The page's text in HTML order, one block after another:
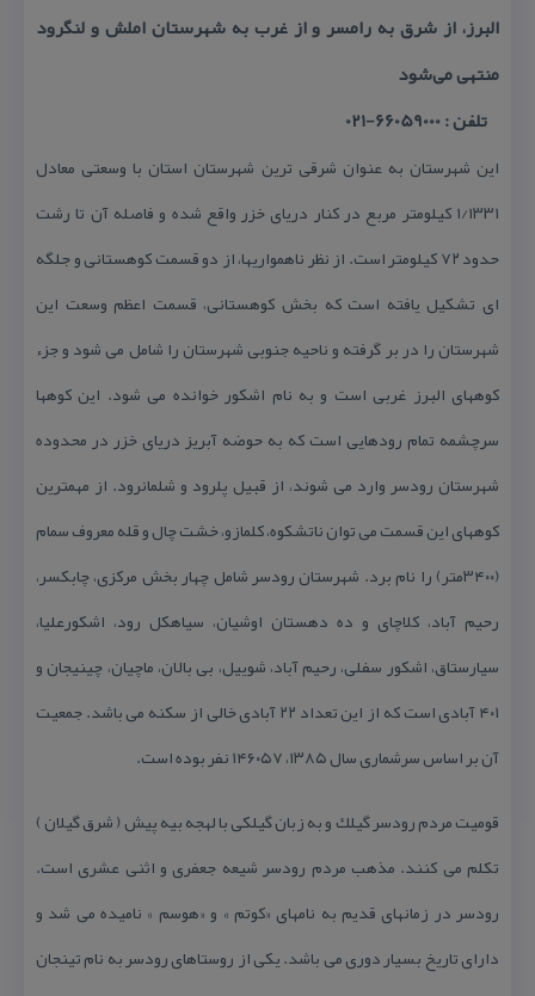
البرز، از شرق به رامسر و از غرب به شهرستان املش و لنگرود
منتهی می‌شود
تلفن : 66059000-021
این شهرستان به عنوان شرقی ترین شهرستان استان با وسعتی معادل
۱/۱۳۳۱ كیلومتر مربع در كنار دریای خزر واقع شده و فاصله آن تا رشت
حدود ۷۲ كیلومتر است. از نظر ناهمواریها، از دو قسمت كوهستانی و جلگه
ای تشكیل یافته است كه بخش كوهستانی، قسمت اعظم وسعت این
شهرستان را در بر گرفته و ناحیه جنوبی شهرستان را شامل می شود و جزء
كوههای البرز غربی است و به نام اشكور خوانده می شود. این كوهها
سرچشمه تمام رودهایی است كه به حوضه آبریز دریای خزر در محدوده
شهرستان رودسر وارد می شوند، از قبیل پلرود و شلمانرود. از مهمترین
كوههای این قسمت می توان ناتشكوه، كلمازو، خشت چال و قله معروف سمام
(۳۴۰۰متر) را نام برد. شهرستان رودسر شامل چهار بخش مركزی، چابكسر،
رحیم آباد، كلاچای و ده دهستان اوشیان، سیاهكل رود، اشكورعلیا،
سیارستاق، اشكور سفلی، رحیم آباد، شوییل، بی بالان، ماچیان، چینی‍جان و
۴۰۱ آبادی است كه از این تعداد ۲۲ آبادی خالی از سكنه می باشد. جمعیت
آن بر اساس سرشماری سال ۱۳۸۵،‌ ۱۴۶۰۵۷ نفر بوده است.
قومیت مردم رودسر گیلك و به زبان گیلكی با لهجه بیه پیش ( شرق گیلان )
تكلم می كنند. مذهب مردم رودسر شیعه جعفری و اثنی عشری است.
رودسر در زمانهای قدیم به نامهای «كوتم » و «هوسم » نامیده می شد و
دارای تاریخ بسیار دوری می باشد. یكی از روستاهای رودسر به نام تینجان